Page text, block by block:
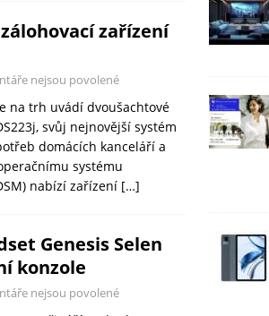
zařízení
nejsou povolené
na trh uvádí dvoušachtové
svůj nejnovější systém
domácích kanceláří a
systému
nabízí zařízení […]
Genesis Selen
konzole
nejsou povolené